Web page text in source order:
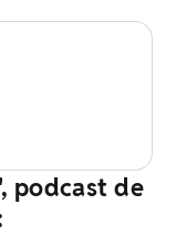
podcast de